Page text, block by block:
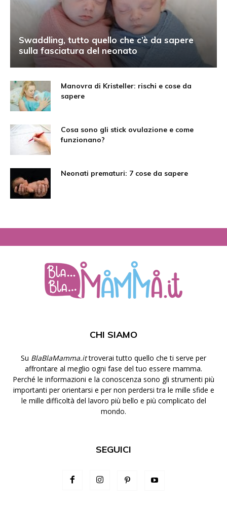
Swaddling, tutto quello che c’è da sapere
sulla fasciatura del neonato
Manovra di Kristeller: rischi e cose da
sapere
Cosa sono gli stick ovulazione e come
funzionano?
Neonati prematuri: 7 cose da sapere
CHI SIAMO
Su BlaBlaMamma.ittroverai tutto quello che ti serve per
affrontare al meglio ogni fase del tuo essere mamma.
Perché le informazioni e la conoscenza sono gli strumenti più
importanti per orientarsi e per non perdersi tra le mille sfide e
le mille difficoltà del lavoro più bello e più complicato del
mondo.
SEGUICI